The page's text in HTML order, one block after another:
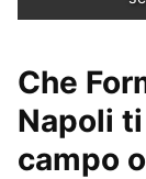
Che
Napoli
campo